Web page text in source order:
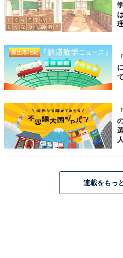
※掲載されている情報は記事
じめご了承ください。
オールアバウトに還元されるこ
この記事の執筆者：
Amazonのセール商品から売れ筋ラン
のがもっと楽しく、もっとお得にな
る独自レビューなど、ここでしか手
【楽天トラベルセ
連載をもっ